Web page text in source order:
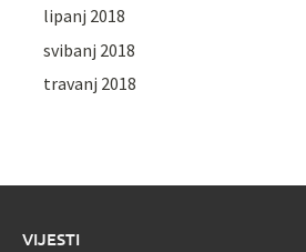
lipanj 2018
svibanj 2018
travanj 2018
VIJESTI